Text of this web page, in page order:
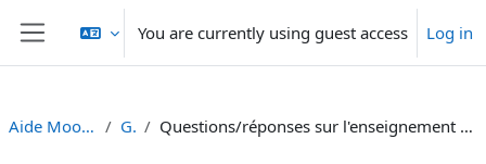
Skip to main content
Side panel
You are currently using guest access Log in
Aide Moodle - Moodle Hilfe General Questions/réponses sur l'enseignement avec Moodle - Fragen/Antworten zum Unterrichen mit Moodle